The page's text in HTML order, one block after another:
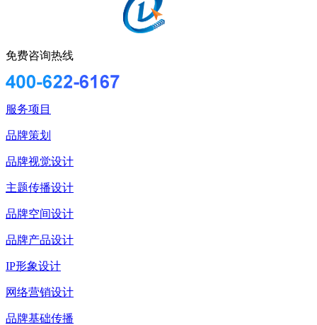
免费咨询热线
服务项目
品牌策划
品牌视觉设计
主题传播设计
品牌空间设计
品牌产品设计
IP形象设计
网络营销设计
品牌基础传播